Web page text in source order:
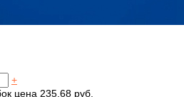
+
цена 235,68 руб.